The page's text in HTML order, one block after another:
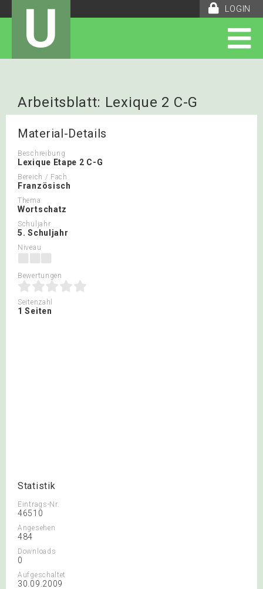
LOGIN
U
Arbeitsblatt: Lexique 2 C-G
Material-Details
Beschreibung
Lexique Etape 2 C-G
Bereich / Fach
Französisch
Thema
Wortschatz
Schuljahr
5. Schuljahr
Niveau
Bewertungen
Seitenzahl
1 Seiten
Statistik
Eintrags-Nr.
46510
Angesehen
484
Downloads
0
Aufgeschaltet
30.09.2009